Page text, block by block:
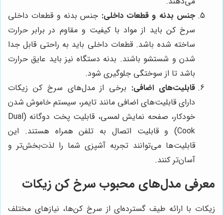
جنس بدنه و قطعات داخلی: جنس بدنه و قطعات داخلی
سرخ کن باید از مواد با کیفیت و مقاوم در برابر حرارت
ساخته شده باشد. قطعات داخلی باید به راحتی قابل جدا
شدن و شستشو باشند. بدنه دستگاه نیز باید عایق حرارت
باشد تا از سوختگی جلوگیری شود.
قابلیت‌های اضافی: برخی از مدل‌های سرخ کن زیکات
دارای قابلیت‌های اضافی مانند تایمر، سیستم خاموش شدن
خودکار، صفحه نمایش لمسی، قابلیت پخت دوگانه (Dual
Cook) و قابلیت اتصال به تلفن همراه هستند. این
قابلیت‌ها می‌توانند تجربه آشپزی شما را لذت‌بخش‌تر و
آسان‌تر کنند.
معرفی مدل‌های محبوب سرخ کن زیکات
زیکات با ارائه طیف گسترده‌ای از سرخ کن‌ها، نیازهای مختلف